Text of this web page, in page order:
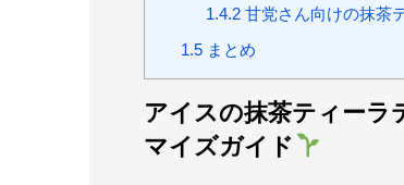
1.4.2甘党さん向けの抹茶
1.5まとめ
アイスの抹茶ティーラ
マイズガイド